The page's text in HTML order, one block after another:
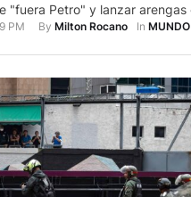
"fuera Petro" y lanzar arengas
por el Ejecutivo y contra la
PM By Milton Rocano In MUNDO